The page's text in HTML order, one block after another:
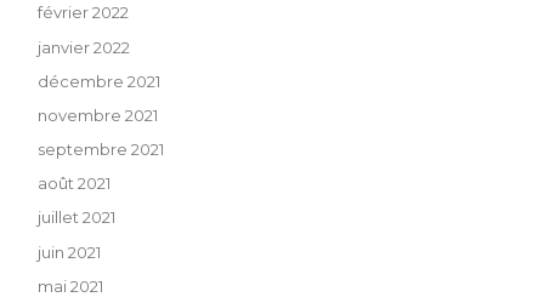
février 2022
janvier 2022
décembre 2021
novembre 2021
septembre 2021
août 2021
juillet 2021
juin 2021
mai 2021